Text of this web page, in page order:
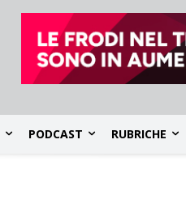
PODCAST RUBRICHE